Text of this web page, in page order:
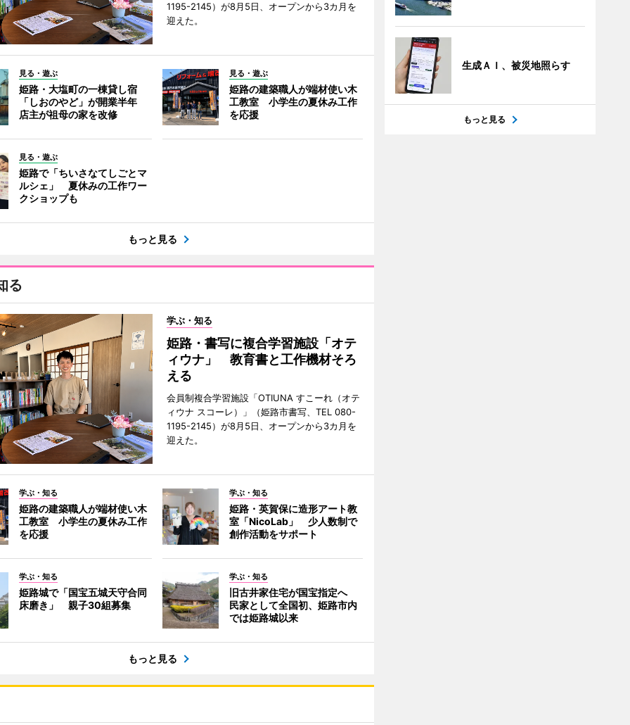
1195-2145）が8月5日、オープンから3カ月を
迎えた。
見る・遊ぶ
姫路・大塩町の一棟貸し宿
「しおのやど」が開業半年
店主が祖母の家を改修
見る・遊ぶ
姫路の建築職人が端材使い木
工教室 小学生の夏休み工作
を応援
見る・遊ぶ
姫路で「ちいさなてしごとマ
ルシェ」 夏休みの工作ワー
クショップも
もっと見る
る
学ぶ・知る
姫路・書写に複合学習施設「オテ
ィウナ」 教育書と工作機材そろ
える
会員制複合学習施設「OTIUNA すこーれ（オテ
ィウナ スコーレ）」（姫路市書写、TEL 080-
1195-2145）が8月5日、オープンから3カ月を
迎えた。
学ぶ・知る
姫路の建築職人が端材使い木
工教室 小学生の夏休み工作
を応援
学ぶ・知る
姫路・英賀保に造形アート教
室「NicoLab」 少人数制で
創作活動をサポート
学ぶ・知る
姫路城で「国宝五城天守合同
床磨き」 親子30組募集
学ぶ・知る
旧古井家住宅が国宝指定へ
民家として全国初、姫路市内
では姫路城以来
もっと見る
生成ＡＩ、被災地照らす
もっと見る